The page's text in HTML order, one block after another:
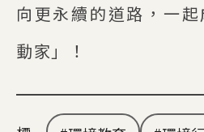
向更永續的道路，一
動家」！